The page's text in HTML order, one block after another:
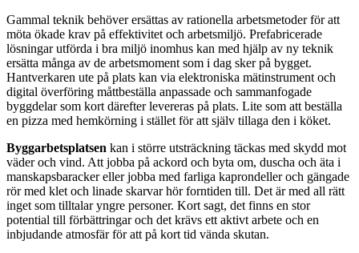
Gammal teknik behöver ersättas av rationella arbetsmetoder för att
möta ökade krav på effektivitet och arbetsmiljö. Prefabricerade
lösningar utförda i bra miljö inomhus kan med hjälp av ny teknik
ersätta många av de arbetsmoment som i dag sker på bygget.
Hantverkaren ute på plats kan via elektroniska mätinstrument och
digital överföring måttbeställa anpassade och sammanfogade
byggdelar som kort därefter levereras på plats. Lite som att beställa
en pizza med hemkörning i stället för att själv tillaga den i köket.
Byggarbetsplatsen kan i större utsträckning täckas med skydd mot
väder och vind. Att jobba på ackord och byta om, duscha och äta i
manskapsbaracker eller jobba med farliga kaprondeller och gängade
rör med klet och linade skarvar hör forntiden till. Det är med all rätt
inget som tilltalar yngre personer. Kort sagt, det finns en stor
potential till förbättringar och det krävs ett aktivt arbete och en
inbjudande atmosfär för att på kort tid vända skutan.